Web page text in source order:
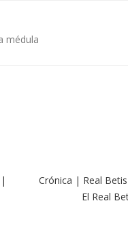
médula
Crónica | Real
El Real